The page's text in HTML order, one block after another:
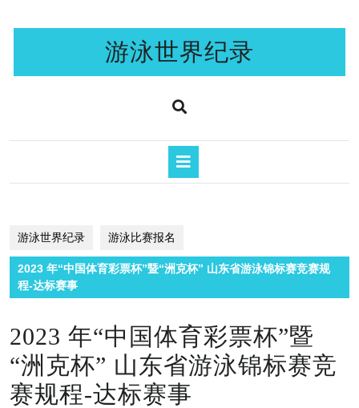
游泳世界纪录
游泳世界纪录 游泳比赛报名
2023 年“中国体育彩票杯”暨“洲克杯” 山东省游泳锦标赛竞赛规
程-达标赛事
2023 年“中国体育彩票杯”暨
“洲克杯” 山东省游泳锦标赛竞
赛规程-达标赛事